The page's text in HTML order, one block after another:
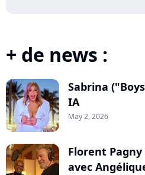
+ de news :
Sabrina
IA
May 2, 2026
Florent
avec